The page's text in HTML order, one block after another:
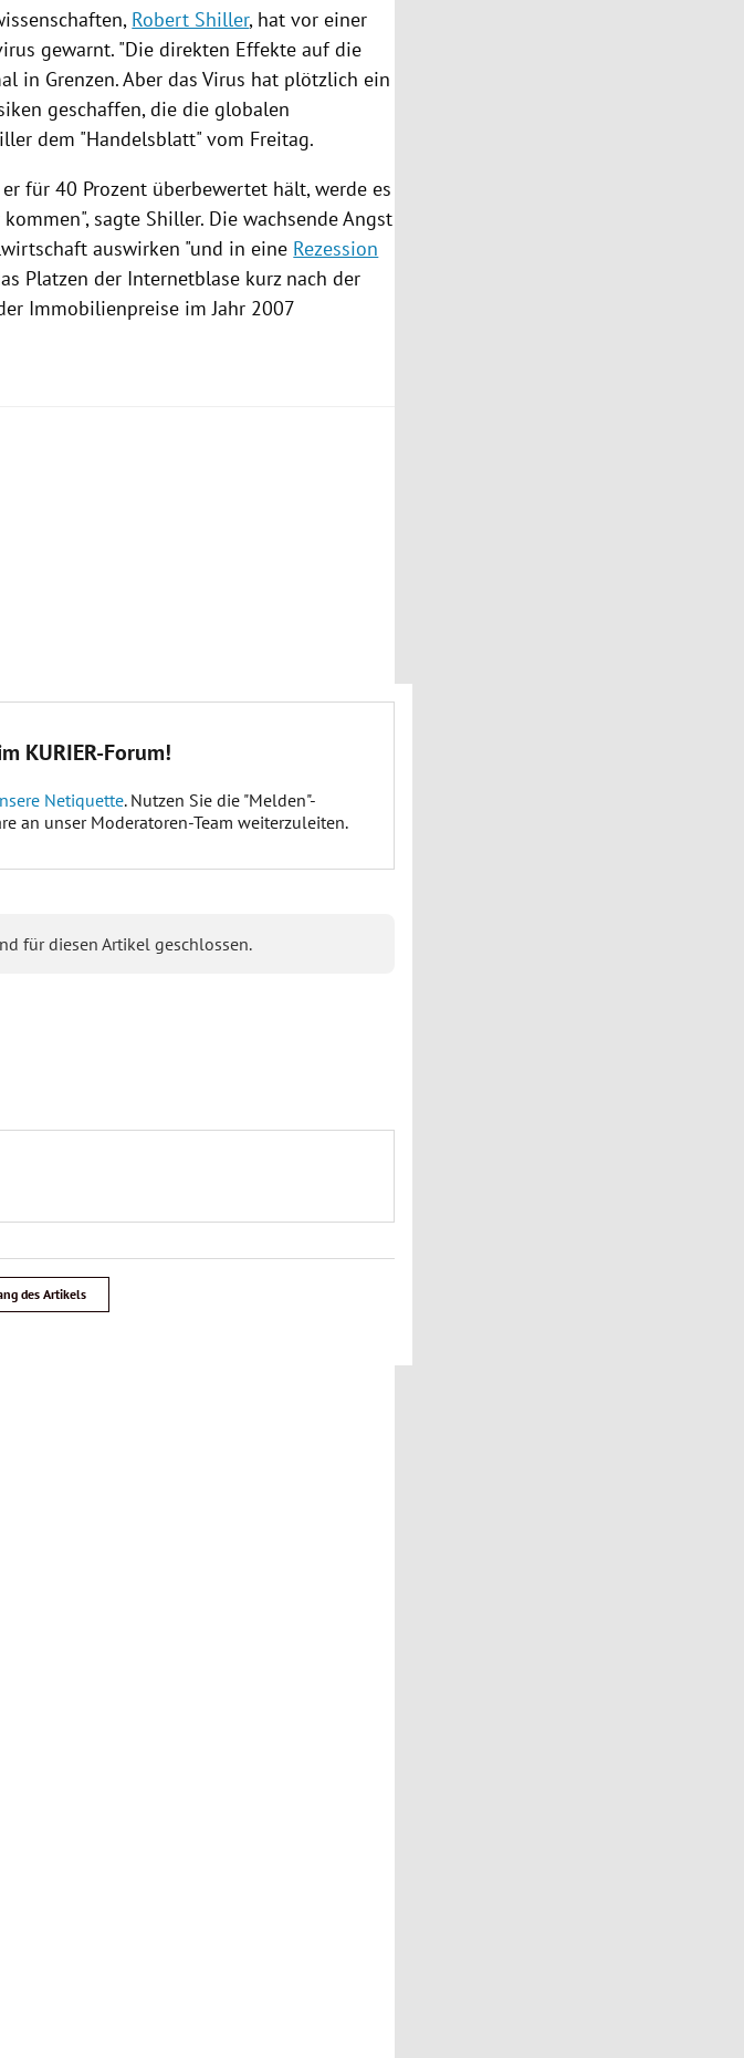
, Robert Shiller, hat vor einer
gewarnt. "Die direkten Effekte auf die
in Grenzen. Aber dasVirus hat plötzlich ein
geschaffen, die die globalen
dem "Handelsblatt" vom Freitag.
für 40 Prozent überbewertet hält, werde es
sagte Shiller. Die wachsende Angst
auswirken "und in eine Rezession
Platzen der Internetblase kurz nach der
Immobilienpreise im Jahr 2007